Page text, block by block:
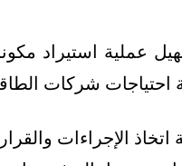
عملية استيراد
احتياجات شركات
الإجراءات